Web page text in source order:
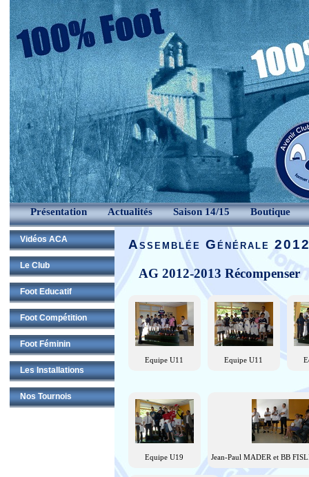
Présentation Actualités Saison 14/15 Boutique
Vidéos ACA
Le Club
Foot Educatif
Foot Compétition
Foot Féminin
Les Installations
Nos Tournois
Assemblée Générale
AG 2012-2013 Récompenser
Equipe U11 Equipe U11
Equipe U19 Jean-Paul MADER et BB